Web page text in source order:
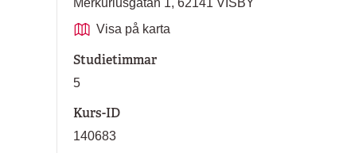
Merkuriusgatan 1, 62141 VISBY
Visa på karta
Studietimmar
5
Kurs-ID
140683